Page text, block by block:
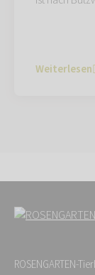
Weiterlesen
ROSENGARTEN-